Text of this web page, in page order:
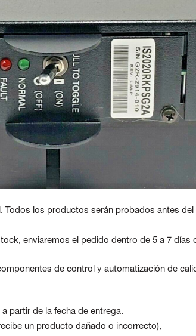
Todos los productos serán probados antes del
enviaremos el pedido dentro de 5 a 7 días
de control y automatización de
partir de la fecha de entrega.
un producto dañado o incorrecto),